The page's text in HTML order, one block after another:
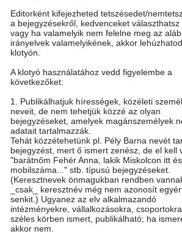
Editorként kifejezheted tetszésedet/
a bejegyzésekről, kedvenceket választhatsz
vagy ha valamelyik nem felelne meg az
irányelvek valamelyikének, akkor
klotyón.
A klotyó használatához vedd figyelembe a
következőket:
1. Publikálhatjuk hírességek, közéleti
neveit, de nem tehetjük közzé az olyan
bejegyzéseket, amelyek magánszemélyek
adatait tartalmazzák.
Tehát közzétehetünk pl. Pély Barna nevét
bejegyzést, mert ő ismert zenész, de el kell
"barátnőm Fehér Anna, lakik Miskolcon itt és
mobilszáma..." stb. típusú bejegyzéseket.
(Keresztnevek önmagukban rendben
_csak_ keresztnév még nem azonosít
senkit.) Ugyanez az elv alkalmazandó
intézményekre, vállalkozásokra,
széles körben ismert, publikálható; ha
akkor nem.